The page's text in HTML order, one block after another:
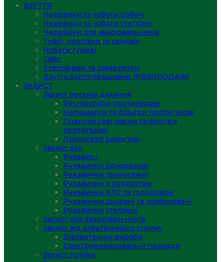
ВЗУТТЯ
Черевики та чоботи робочі
Черевики та чоботи утеплені
Черевики для зварювальників
Туфлі, кросівки та сандалі
Чоботи гумові
Сабо
Утеплювачі та шкарпетки
Взуття бортопрошивне (РОЗПРОДАЖ)
ЗАХИСТ
Захист органів дихання
Респіратори протипилові
Напівмаски та фільтри протигазові
Повнолицеві маски та фільтри
протигазові
Протигази шлангові
Захист рук
Рукавиці
Рукавички одноразові
Рукавички трикотажні
Рукавички з покриттям
Рукавички КЛС та господарчі
Рукавички шкіряні та комбіновані
Рукавички утеплені
Захист для зварювальників
Захист від електричного струму
Діелектричні вироби
Електровимірювальні прилади
Захист голови